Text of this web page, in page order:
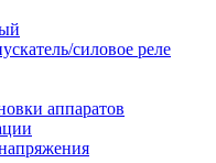
силовое реле
аппаратов